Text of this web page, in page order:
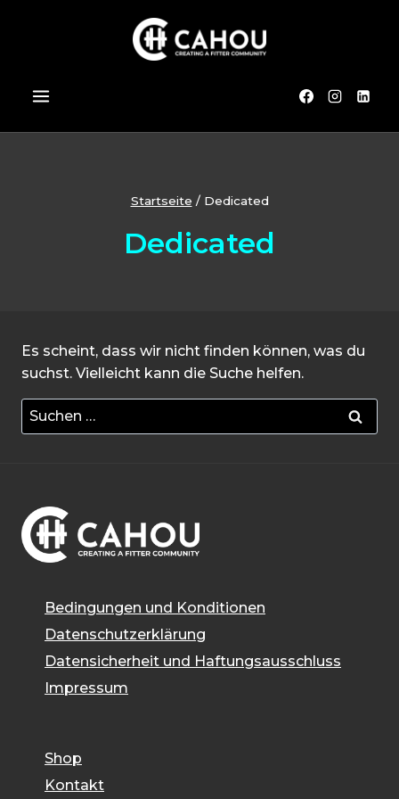
Startseite / Dedicated
Dedicated
Es scheint, dass wir nicht finden können, was du
suchst. Vielleicht kann die Suche helfen.
Suchen
nach:
Bedingungen und Konditionen
Datenschutzerklärung
Datensicherheit und Haftungsausschluss
Impressum
Shop
Kontakt